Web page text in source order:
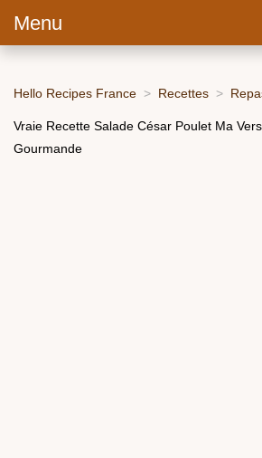
Menu
Hello Recipes France Recettes
Vraie Recette Salade César Poulet Ma
Gourmande